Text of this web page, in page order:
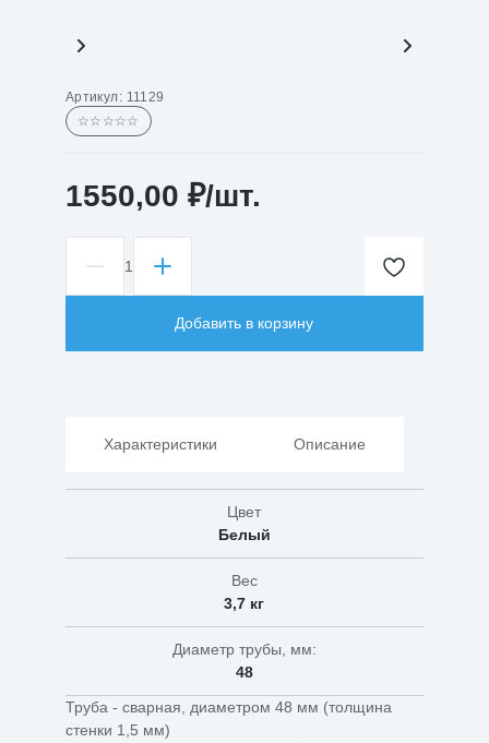
Артикул: 11129
☆☆☆☆☆
1550,00 ₽/шт.
Количество
товара
(КНО)
1
Добавить в корзину
Характеристики Описание
Цвет
Белый
Вес
3,7 кг
Диаметр трубы, мм:
48
Труба - сварная, диаметром 48 мм (толщина
стенки 1,5 мм)